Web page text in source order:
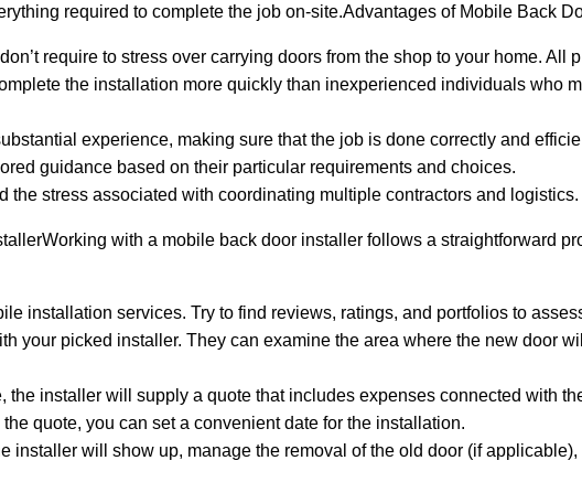
required to complete the job on-site.Advantages of Mobile Back
require to stress over carrying doors from the shop to your home. All
the installation more quickly than inexperienced individuals who
experience, making sure that the job is done correctly and
guidance based on their particular requirements and choices.
the stress associated with coordinating multiple contractors and logistics.
with a mobile back door installer follows a straightforward
installation services. Try to find reviews, ratings, and portfolios to
your picked installer. They can examine the area where the new door
the installer will supply a quote that includes expenses connected with
quote, you can set a convenient date for the installation.
installer will show up, manage the removal of the old door (if